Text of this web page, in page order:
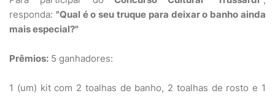
responda: "Qual é o seu truque para deixar o banho ainda
mais especial?"
Prêmios: 5 ganhadores:
1 (um) kit com 2 toalhas de banho, 2 toalhas de rosto e 1